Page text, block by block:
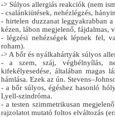
-> Súlyos allergiás reakciók (nem
- csalánkiütések, nehézlégzés,
- hirtelen duzzanat leggyakrabban
kézen, lábon megjelenő, fájdalmas,
- légzési nehézségek lépnek fel,
roham).
-> A bőr és nyálkahártyák súlyos
- a szem, száj, végbélnyílás,
kifekélyesedése, általában magas
hámlása. Ezek az ún.
- a bőr súlyos, égéshez hasonló
Lyell-szindróma.
- a testen szimmetrikusan
rajzolatot mutató foltos elváltozás